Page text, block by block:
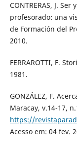
CONTRERAS, J.
profesorado: una
de Formación del
2010.
FERRAROTTI, F.
1981.
GONZÁLEZ, F.
Maracay, v.14-17,
https://
Acesso em: 04 fev.